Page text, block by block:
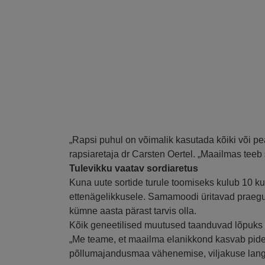
„Rapsi puhul on võimalik kasutada kõiki või
rapsiaretaja dr Carsten Oertel. „Maailmas
Tulevikku vaatav sordiaretus
Kuna uute sortide turule toomiseks kulub 10
ettenägelikkusele. Samamoodi üritavad
kümne aasta pärast tarvis olla.
Kõik geneetilised muutused taanduvad
„Me teame, et maailma elanikkond kasvab
põllumajandusmaa vähenemise, viljakuse